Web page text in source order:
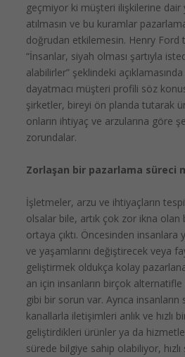
geçmiyor ki müşteri ilişkilerine
atılmasın ve bu kuramlar pazarlama
doğrudan etkilemesin. Henry Ford
“İnsanlar, siyah olması şartıyla
alabilirler” şeklindeki
dayatmacı müşteri profili söz
şirketler, bireyi ön planda tutarak
onların ihtiyaç ve arzularına göre
zorundalar.
Zorlaşan bir pazarlama süreci
İşletmeler, arzu ve ihtiyaçların
olsalar bile, artık çok zor ikna
ortaya çıktı. Öncesinden
ve yaşamlarını değiştirecek veya
geliştirmek oldukça kolay
an için insanların birçok alternatifle
gibi bir sorun var. Ayrıca
kanallarla iletişimleri anlık ve hızlı
geliştirdikleri ürünler ya da
sürede bilgiye sahip olabiliyor,